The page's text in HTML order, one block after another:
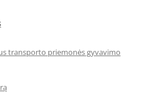
transporto priemonės gyvavimo